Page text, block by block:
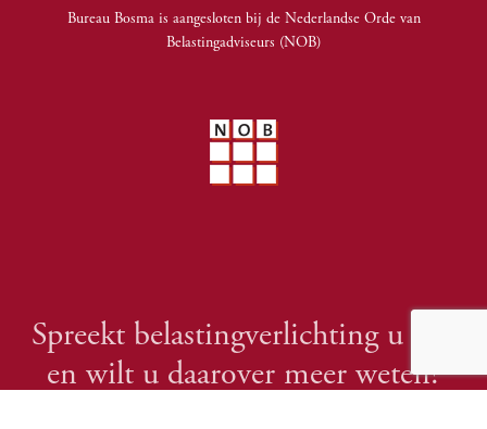
Bureau Bosma is aangesloten bij de Nederlandse Orde van
Belastingadviseurs (NOB)
Spreekt belastingverlichting u aan
en wilt u daarover meer weten?